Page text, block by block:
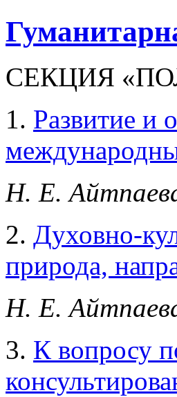
СЕКЦИЯ
1. Развитие и
Н. Е.
2. Духовно-
природа,
Н. Е.
3. К вопросу